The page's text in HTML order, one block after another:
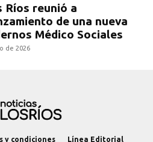
Ríos reunió a
de una nueva
Médico Sociales
de 2026
y condiciones Línea Editorial